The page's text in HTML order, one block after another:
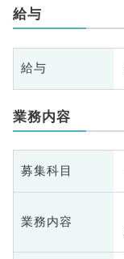
給与
給与
業務内容
募集科目
業務内容